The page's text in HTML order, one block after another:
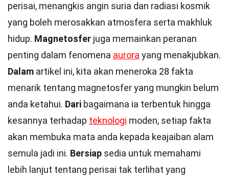
perisai, menangkis angin suria dan radiasi kosmik
yang boleh merosakkan atmosfera serta makhluk
hidup. Magnetosfer juga memainkan peranan
penting dalam fenomena aurora yang menakjubkan.
Dalam artikel ini, kita akan meneroka 28 fakta
menarik tentang magnetosfer yang mungkin belum
anda ketahui. Dari bagaimana ia terbentuk hingga
kesannya terhadap teknologi moden, setiap fakta
akan membuka mata anda kepada keajaiban alam
semula jadi ini. Bersiap sedia untuk memahami
lebih lanjut tentang perisai tak terlihat yang